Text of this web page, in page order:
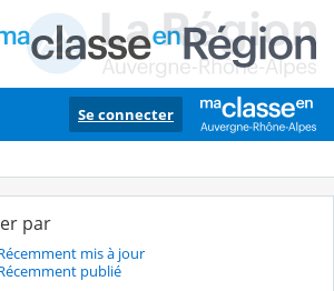
Se connecter
par
mis à jour
publié